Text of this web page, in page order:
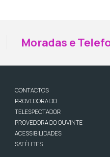
Moradas e
CONTACTOS
PROVEDORA DO
TELESPECTADOR
PROVEDORA DO OUVINTE
ACESSIBILIDADES
SATÉLITES